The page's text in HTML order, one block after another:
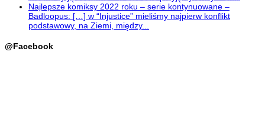
Najlepsze komiksy 2022 roku – serie kontynuowane –
Badloopus: […] w “Injustice” mieliśmy najpierw konflikt
podstawowy, na Ziemi, między...
@Facebook